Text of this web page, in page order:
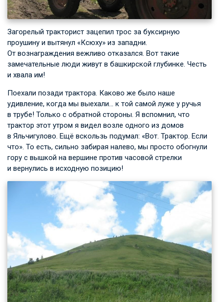
Загорелый тракторист зацепил трос за буксирную
проушину и вытянул «Ксюху» из западни.
От вознаграждения вежливо отказался. Вот такие
замечательные люди живут в башкирской глубинке. Честь
и хвала им!
Поехали позади трактора. Каково же было наше
удивление, когда мы выехали… к той самой луже у ручья
в трубе! Только с обратной стороны. Я вспомнил, что
трактор этот утром я видел возле одного из домов
в Яльчигулово. Ещё вскользь подумал: «Вот. Трактор. Если
что». То есть, сильно забирая налево, мы просто обогнули
гору с вышкой на вершине против часовой стрелки
и вернулись в исходную позицию!